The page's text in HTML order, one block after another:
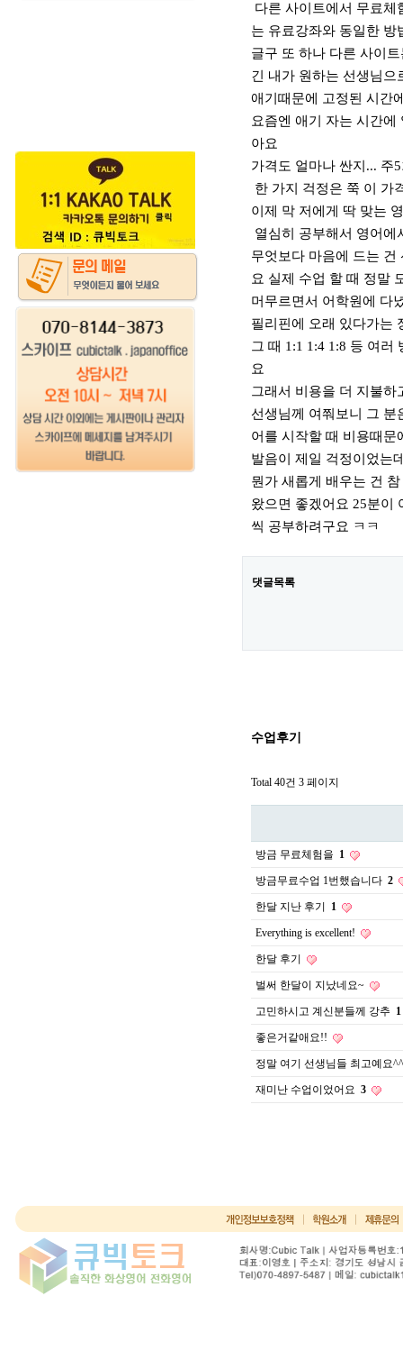
다른 사이트에서 무료체
는 유료강좌와 동일한 방
글구 또 하나 다른 사이
긴 내가 원하는 선생님으
애기때문에 고정된 시간
요즘엔 애기 자는 시간
아요
가격도 얼마나 싼지... 주
한 가지 걱정은 쭉 이 가
이제 막 저에게 딱 맞는
열심히 공부해서 영어에
무엇보다 마음에 드는 건
요 실제 수업 할 때 정말
머무르면서 어학원에 다
필리핀에 오래 있다가는
그 때 1:1 1:4 1:8 등 여러
요
그래서 비용을 더 지불
선생님께 여쭤보니 그 분
어를 시작할 때 비용때
발음이 제일 걱정이었는
뭔가 새롭게 배우는 건
왔으면 좋겠어요 25분이
씩 공부하려구요 ㅋㅋ
댓글목록
수업후기
Total 40건 3 페이지
방금 무료체험을 1
방금무료수업 1번했습니다 2
한달 지난 후기 1
Everything is excellent!
한달 후기
벌써 한달이 지났네요~
고민하시고 계신분들께 강추 1
좋은거같애요!!
정말 여기 선생님들 최고예요
재미난 수업이었어요 3